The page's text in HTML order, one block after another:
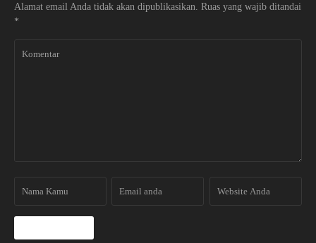
Alamat email Anda tidak akan dipublikasikan. Ruas yang wajib ditandai
*